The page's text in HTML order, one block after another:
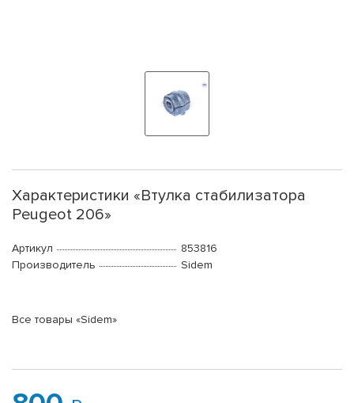
Характеристики «Втулка стабилизатора
Peugeot 206»
Артикул
853816
Производитель
Sidem
Все товары «Sidem»